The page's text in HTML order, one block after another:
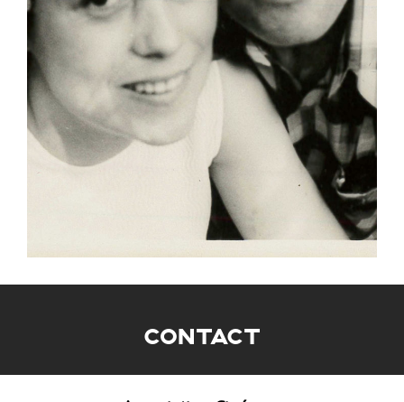
CONTACT